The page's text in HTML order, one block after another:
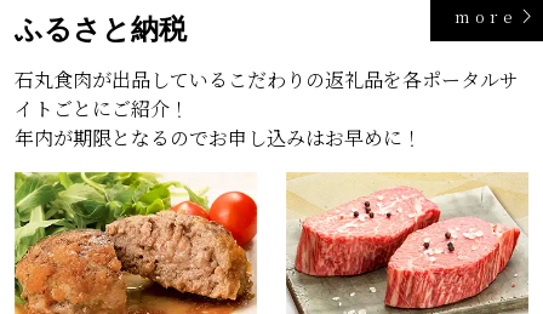
more
ふるさと納税
石丸食肉が出品しているこだわりの返礼品を各ポータルサ
イトごとにご紹介！
年内が期限となるのでお申し込みはお早めに！